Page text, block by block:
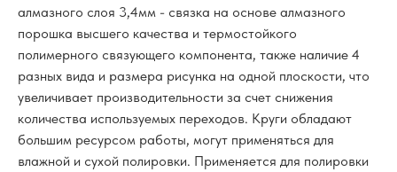
алмазного слоя 3,4мм - связка на основе алмазного
порошка высшего качества и термостойкого
полимерного связующего компонента, также наличие 4
разных вида и размера рисунка на одной плоскости, что
увеличивает производительности за счет снижения
количества используемых переходов. Круги обладают
большим ресурсом работы, могут применяться для
влажной и сухой полировки. Применяется для полировки